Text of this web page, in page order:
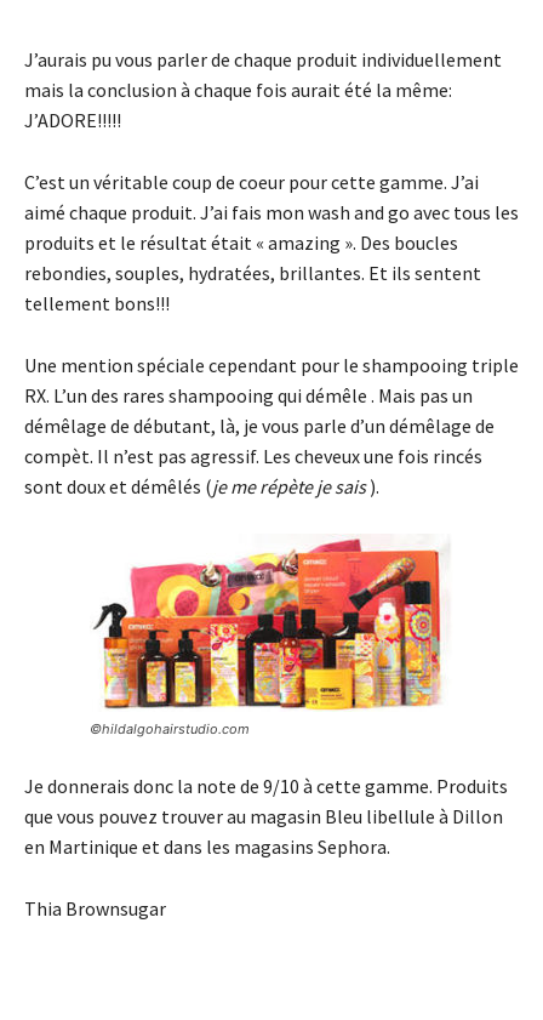
J’aurais pu vous parler de chaque produit individuellement
mais la conclusion à chaque fois aurait été la même:
J’ADORE!!!!!
C’est un véritable coup de coeur pour cette gamme. J’ai
aimé chaque produit. J’ai fais mon wash and go avec tous les
produits et le résultat était « amazing ». Des boucles
rebondies, souples, hydratées, brillantes. Et ils sentent
tellement bons!!!
Une mention spéciale cependant pour le shampooing triple
RX. L’un des rares shampooing qui démêle . Mais pas un
démêlage de débutant, là, je vous parle d’un démêlage de
compèt. Il n’est pas agressif. Les cheveux une fois rincés
sont doux et démêlés (je me répète je sais).
©hildalgohairstudio.com
Je donnerais donc la note de 9/10 à cette gamme. Produits
que vous pouvez trouver au magasin Bleu libellule à Dillon
en Martinique et dans les magasins Sephora.
Thia Brownsugar